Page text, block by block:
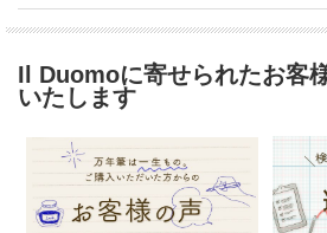
Il Duomoに寄せられたお客
いたします